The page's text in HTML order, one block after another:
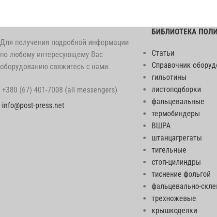
Для получения подробной информации
по любому интересующему Вас
оборудованию свяжитесь с нами.
+380 (67) 401-7008 (all messengers)
info@post-press.net
БИБЛИОТЕКА
Статьи
Справочник
гильотины
листоподборки
фальцевальные
термобиндеры
ВШРА
штанцагрегаты
тигельные
стоп-цилиндры
тиснение фольгой
фальцевально-
трехножевые
крышкоделки